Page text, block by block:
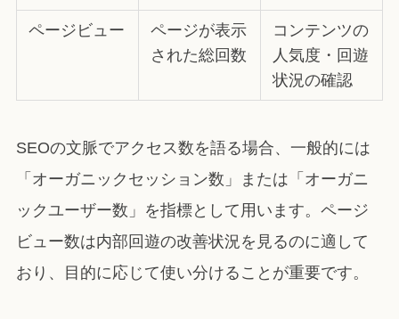
ページビュー
ページが表示
された総回数
コンテンツの
人気度・回遊
状況の確認
SEOの文脈でアクセス数を語る場合、一般的には
「オーガニックセッション数」または「オーガニ
ックユーザー数」を指標として用います。ページ
ビュー数は内部回遊の改善状況を見るのに適して
おり、目的に応じて使い分けることが重要です。